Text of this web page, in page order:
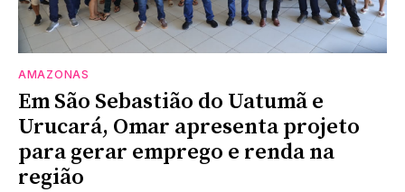
AMAZONAS
Em São Sebastião do Uatumã e
Urucará, Omar apresenta projeto
para gerar emprego e renda na
região